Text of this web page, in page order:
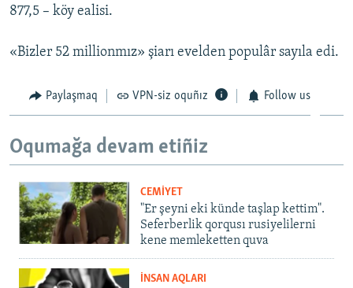
877,5 – köy ealisi.
«Bizler 52 millionmız» şiarı evelden populâr sayıla edi.
Paylaşmaq VPN-siz oquñız Follow us
Oqumağa devam etiñiz
CEMİYET
"Er şeyni eki künde taşlap kettim".
Seferberlik qorqusı rusiyelilerni
kene memleketten quva
İNSAN AQLARI